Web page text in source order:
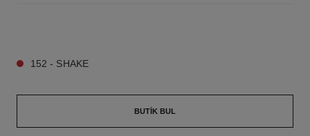
152 - SHAKE
BUTIK BUL